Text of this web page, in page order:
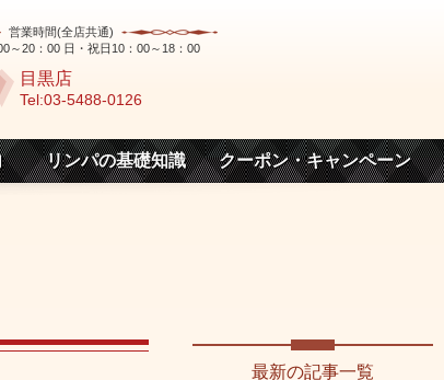
営業時間(全店共通)
～20：00 日・祝日10：00～18：00
目黒店
Tel:03-5488-0126
リンパの基礎知識 クーポン・キャンペーン
最新の記事一覧